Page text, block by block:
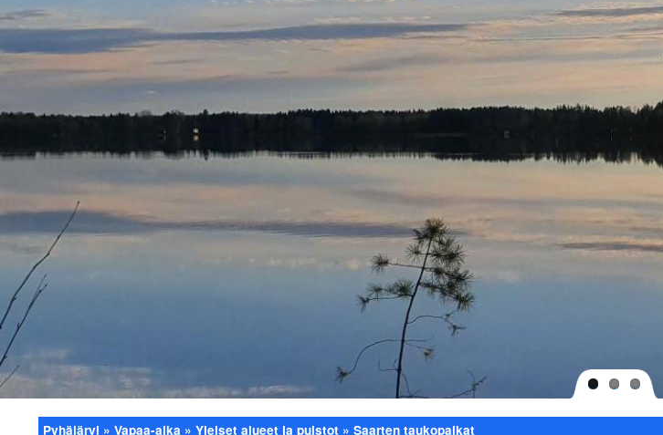
Pyhäjärvi Vapaa-aika Yleiset alueet ja puistot Saarten taukopaikat